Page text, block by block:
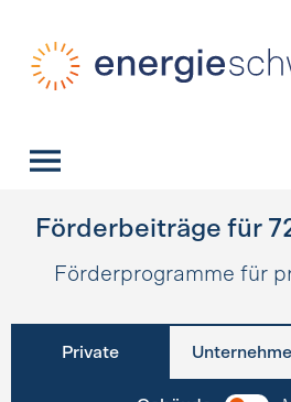
Förderbeiträge für
Förderprogramme für
Private